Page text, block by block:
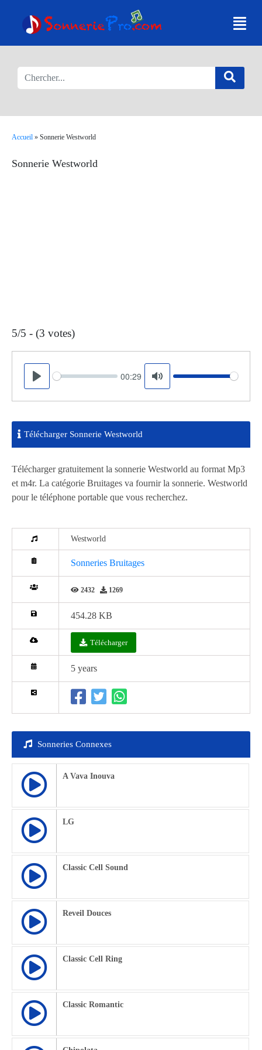
Accueil » Sonnerie Westworld
Sonnerie Westworld
5/5 - (3 votes)
Play
Seek 00:29
Mute
Volume
Télécharger Sonnerie Westworld
Télécharger gratuitement la sonnerie Westworld au format Mp3
et m4r. La catégorie Bruitages va fournir la sonnerie. Westworld
pour le téléphone portable que vous recherchez.
Westworld
Sonneries Bruitages
2432 1269
454.28 KB
Télécharger
5 years
Sonneries Connexes
A Vava Inouva
LG
Classic Cell Sound
Reveil Douces
Classic Cell Ring
Classic Romantic